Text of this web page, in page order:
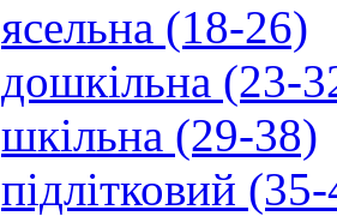
ясельна (18-26)
дошкільна (23-
шкільна (29-38)
підлітковий